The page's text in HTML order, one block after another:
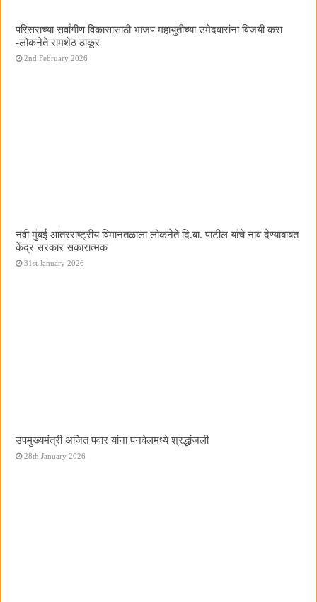
परिसराच्या सर्वांगीण विकासासाठी भाजप महायुतीच्या उमेदवारांना विजयी करा
-लोकनेते रामशेठ ठाकूर
2nd February 2026
नवी मुंबई आंतरराष्ट्रीय विमानतळाला लोकनेते दि.बा. पाटील यांचे नाव देण्याबाबत
केंद्र सरकार सकारात्मक
31st January 2026
उपमुख्यमंत्री अजित पवार यांना पनवेलमध्ये श्रद्धांजली
28th January 2026